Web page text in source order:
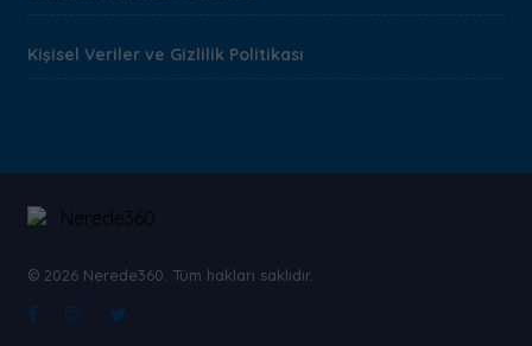
Kişisel Veriler ve Gizlilik Politikası
© 2026 Nerede360. Tüm hakları saklıdır.